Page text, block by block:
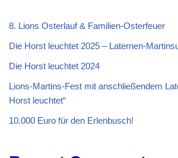
8. Lions Osterlauf & Familien-Osterfeuer
Die Horst leuchtet 2025 – Laternen-
Die Horst leuchtet 2024
Lions-Martins-Fest mit anschließendem
Horst leuchtet“
10.000 Euro für den Erlenbusch!